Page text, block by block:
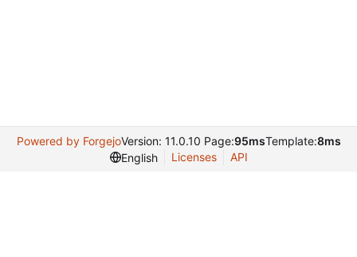
Powered by ForgejoVersion: 11.0.10 Page:95msTemplate:8ms
English
Licenses API